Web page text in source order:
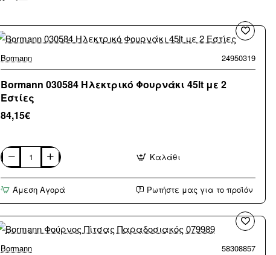
Bormann 24950319
Bormann 030584 Ηλεκτρικό Φουρνάκι 45lt με 2
Εστίες
84,15€
Bormann
030584
Ηλεκτρικό
Φουρνάκι
2
Εστίες
Καλάθι
Άμεση Αγορά Ρωτήστε μας για το προϊόν
Bormann 58308857